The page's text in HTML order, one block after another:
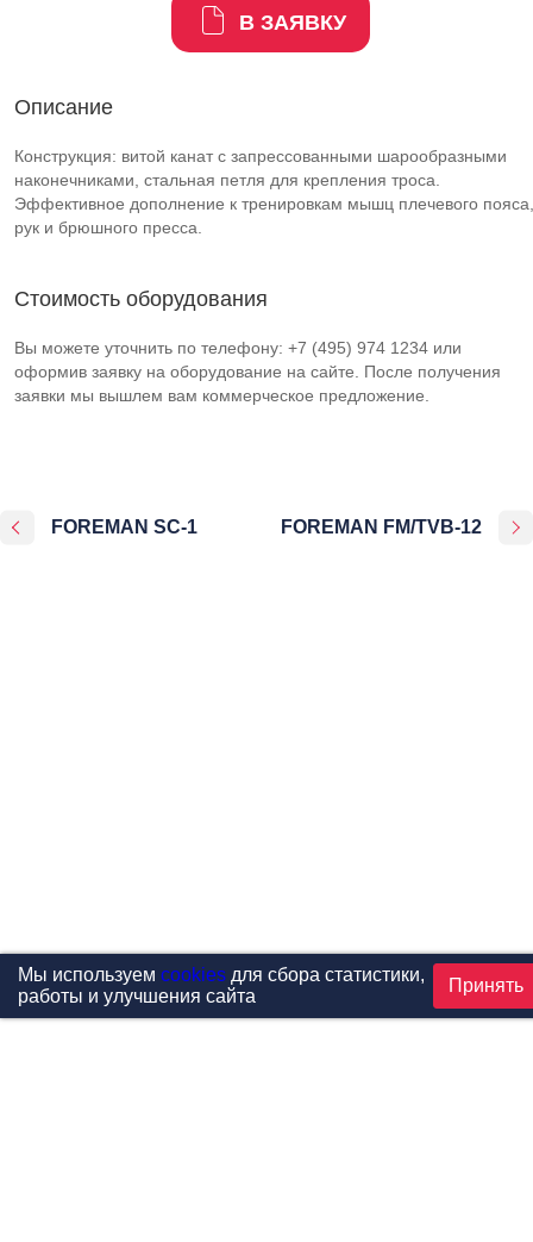
В ЗАЯВКУ
Описание
Конструкция: витой канат с запрессованными шарообразными
наконечниками, стальная петля для крепления троса.
Эффективное дополнение к тренировкам мышц плечевого пояса,
рук и брюшного пресса.
Стоимость оборудования
Вы можете уточнить по телефону: +7 (495) 974 1234 или
оформив заявку на оборудование на сайте. После получения
заявки мы вышлем вам коммерческое предложение.
FOREMAN SC-1 FOREMAN FM/TVB-12
Мы используем cookiesдля сбора статистики,
работы и улучшения сайта
Принять